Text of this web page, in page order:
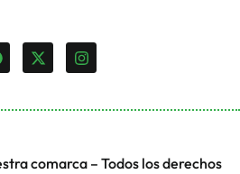
comarca – Todos los derechos